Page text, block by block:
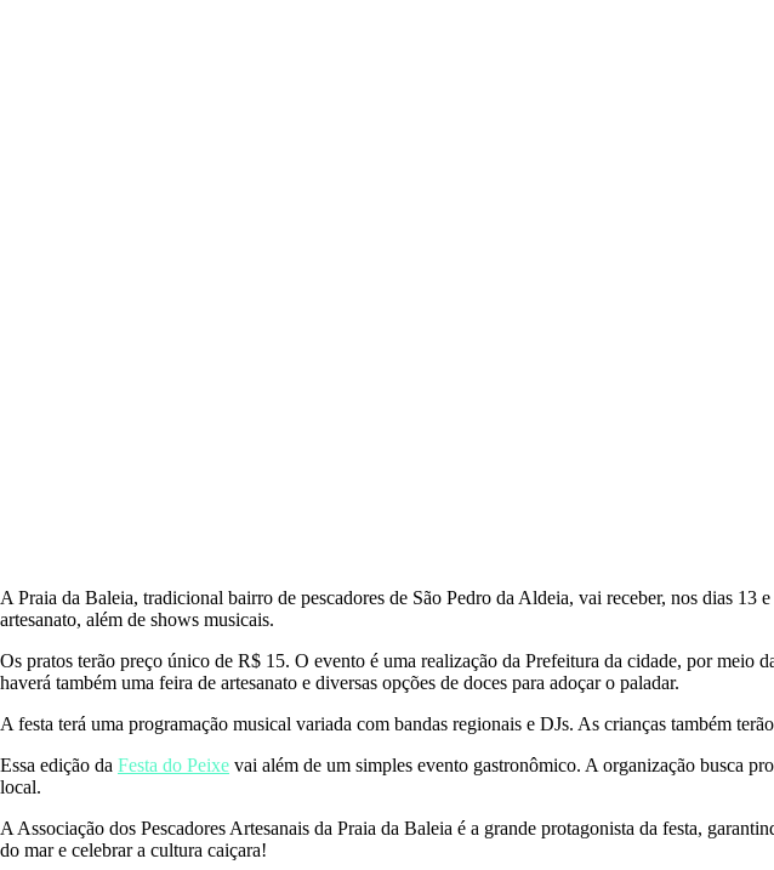
A Praia da Baleia, tradicional bairro de pescadores de São Pedro da Aldeia, vai receber, nos dias
artesanato, além de shows musicais.
Os pratos terão preço único de R$ 15. O evento é uma realização da Prefeitura da cidade, por meio
haverá também uma feira de artesanato e diversas opções de doces para adoçar o paladar.
A festa terá uma programação musical variada com bandas regionais e DJs. As crianças também
Essa edição da Festa do Peixe vai além de um simples evento gastronômico. A organização busca
local.
A Associação dos Pescadores Artesanais da Praia da Baleia é a grande protagonista da festa,
do mar e celebrar a cultura caiçara!